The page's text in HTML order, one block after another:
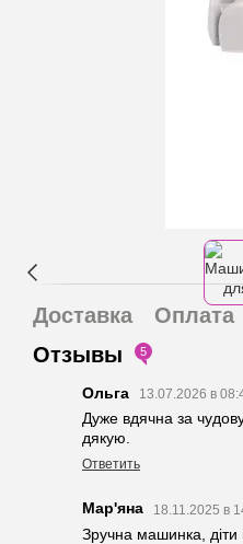
Доставка Оплата
Отзывы
5
Ольга 13.07.2026 в
Дуже вдячна за
дякую.
Ответить
Мар'яна 18.11.2025 в
Зручна машинка, діти